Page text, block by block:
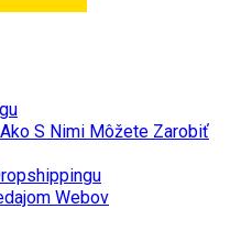
S Nimi Môžete Zarobiť
Webov